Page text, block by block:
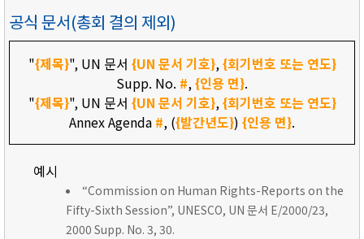
공식 문서(총회 결의 제외)
"{제목}", UN 문서 {UN 문서 기호},{회기번호 또는 연도}
Supp. No. #,{인용 면}.
"{제목}", UN 문서 {UN 문서 기호},{회기번호 또는 연도}
Annex Agenda #, ({발간년도}) {인용 면}.
예시
“Commission on Human Rights-Reports on the
Fifty-Sixth Session”, UNESCO, UN 문서 E/2000/23,
2000 Supp. No. 3, 30.